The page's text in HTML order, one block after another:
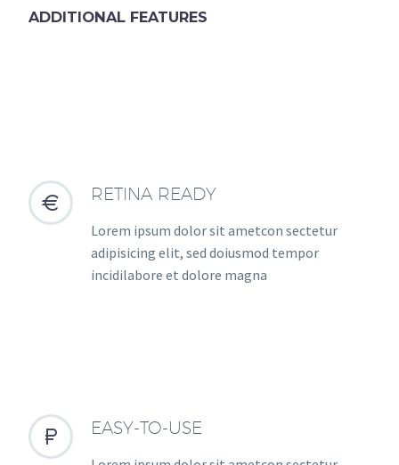
ADDITIONAL FEATURES

 RETINA READY
Lorem ipsum dolor sit ametcon sectetur
adipisicing elit, sed doiusmod tempor
incidilabore et dolore magna

 EASY-TO-USE